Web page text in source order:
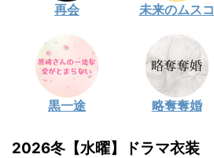
再会 未来のムスコ
黒一途 略奪奪婚
2026冬【水曜】ドラマ衣装